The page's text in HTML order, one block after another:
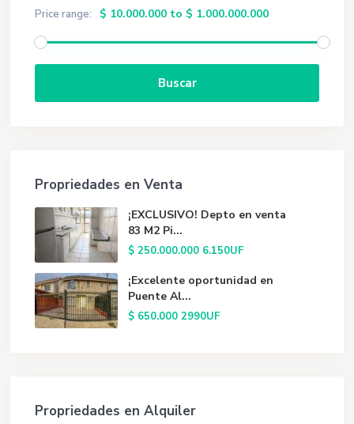
Price range: $ 10.000.000 to $ 1.000.000.000
Buscar
Propriedades en Venta
¡EXCLUSIVO! Depto en venta
83 M2 Pi...
$ 250.000.000 6.150UF
¡Excelente oportunidad en
Puente Al...
$ 650.0002990UF
Propriedades en Alquiler